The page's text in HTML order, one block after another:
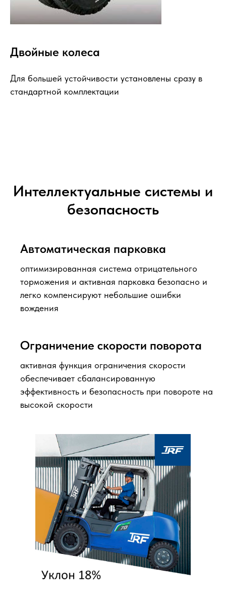
Двойные колеса
Для большей устойчивости установлены сразу в
стандартной комплектации
Интеллектуальные системы и
безопасность
Автоматическая парковка
оптимизированная система отрицательного
торможения и активная парковка безопасно и
легко компенсируют небольшие ошибки
вождения
Ограничение скорости поворота
активная функция ограничения скорости
обеспечивает сбалансированную
эффективность и безопасность при повороте на
высокой скорости